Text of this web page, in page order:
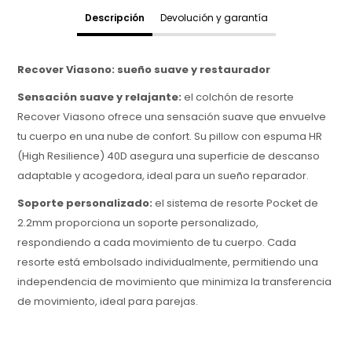
Descripción Devolución y garantía
Recover Viasono: sueño suave y restaurador
Sensación suave y relajante: el colchón de resorte
Recover Viasono ofrece una sensación suave que envuelve
tu cuerpo en una nube de confort. Su pillow con espuma HR
(High Resilience) 40D asegura una superficie de descanso
adaptable y acogedora, ideal para un sueño reparador.
Soporte personalizado: el sistema de resorte Pocket de
2.2mm proporciona un soporte personalizado,
respondiendo a cada movimiento de tu cuerpo. Cada
resorte está embolsado individualmente, permitiendo una
independencia de movimiento que minimiza la transferencia
de movimiento, ideal para parejas.